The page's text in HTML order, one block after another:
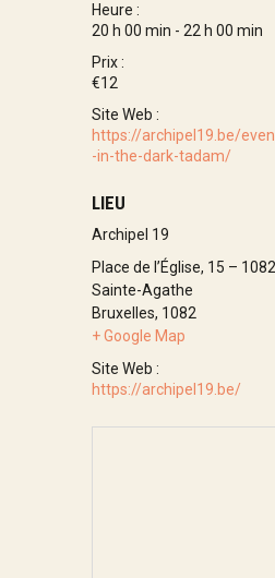
Heure :
20 h 00 min - 22 h 00 min
Prix :
€12
Site Web :
https://archipel19.be/
-in-the-dark-tadam/
LIEU
Archipel 19
Place de l’Église, 15 –
Sainte-Agathe
Bruxelles, 1082
+ Google Map
Site Web :
https://archipel19.be/